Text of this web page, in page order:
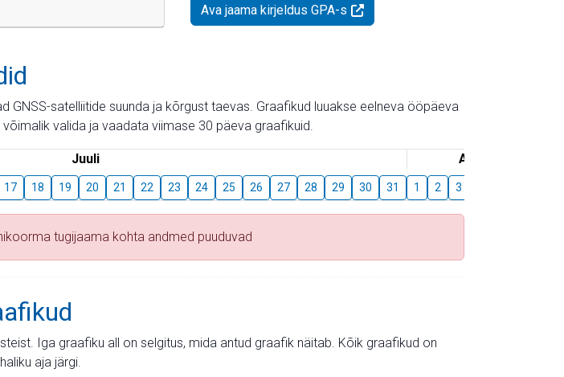
Ava jaama kirjeldus GPA-s
GNSS-satelliitide suunda ja kõrgust taevas. Graafikud luuakse eelneva ööpäeva
valida ja vaadata viimase 30 päeva graafikuid.
Juuli August
17 18 19 20 21 22 23 24 25 26 27 28 29 30 31 1 2 3
tugijaama kohta andmed puuduvad
Iga graafiku all on selgitus, mida antud graafik näitab. Kõik graafikud on
aja järgi.